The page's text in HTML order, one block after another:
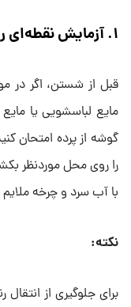
۱.آزمایش نقطه‌ای
قبل از شستن، اگر در
مایع لباسشویی یا
گوشه از پرده امتحان
را روی محل موردنظر
با آب سرد و چرخه
نکته:
برای جلوگیری از